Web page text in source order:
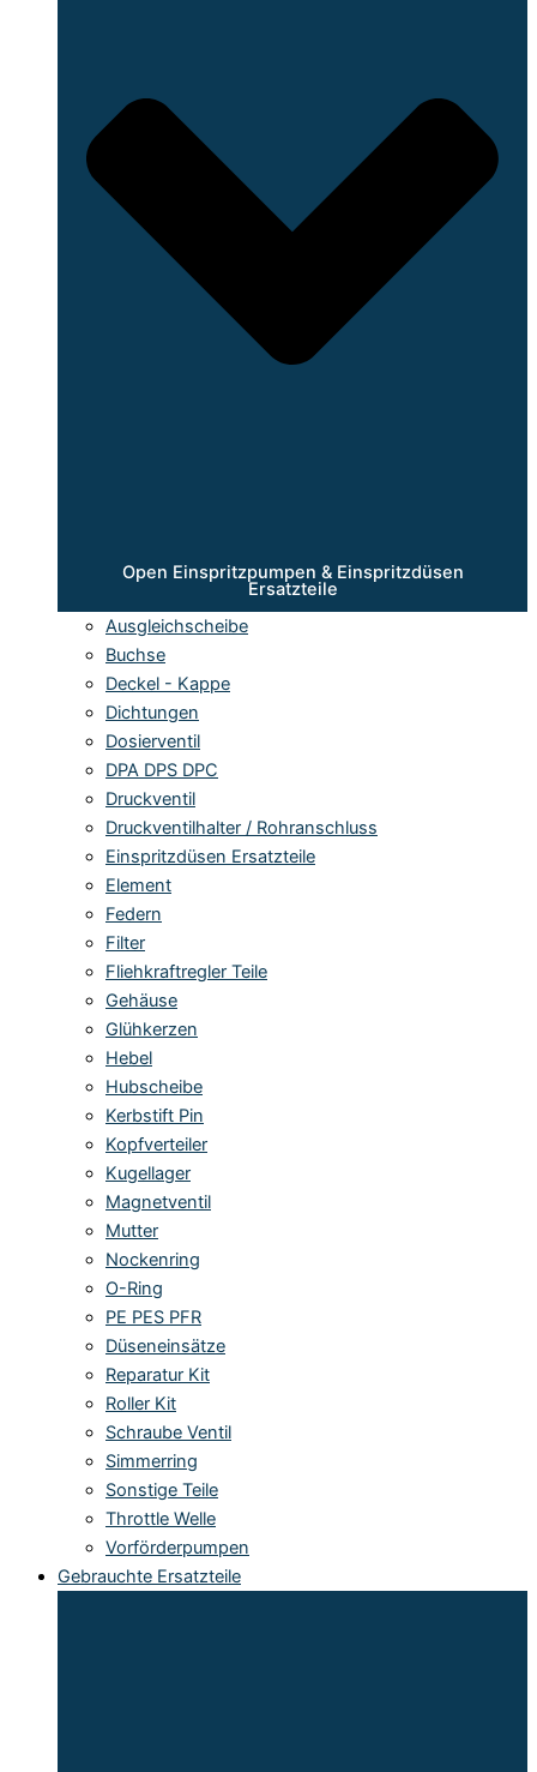
Open Einspritzpumpen & Einspritzdüsen
Ersatzteile
Ausgleichscheibe
Buchse
Deckel - Kappe
Dichtungen
Dosierventil
DPA DPS DPC
Druckventil
Druckventilhalter / Rohranschluss
Einspritzdüsen Ersatzteile
Element
Federn
Filter
Fliehkraftregler Teile
Gehäuse
Glühkerzen
Hebel
Hubscheibe
Kerbstift Pin
Kopfverteiler
Kugellager
Magnetventil
Mutter
Nockenring
O-Ring
PE PES PFR
Düseneinsätze
Reparatur Kit
Roller Kit
Schraube Ventil
Simmerring
Sonstige Teile
Throttle Welle
Vorförderpumpen
Gebrauchte Ersatzteile